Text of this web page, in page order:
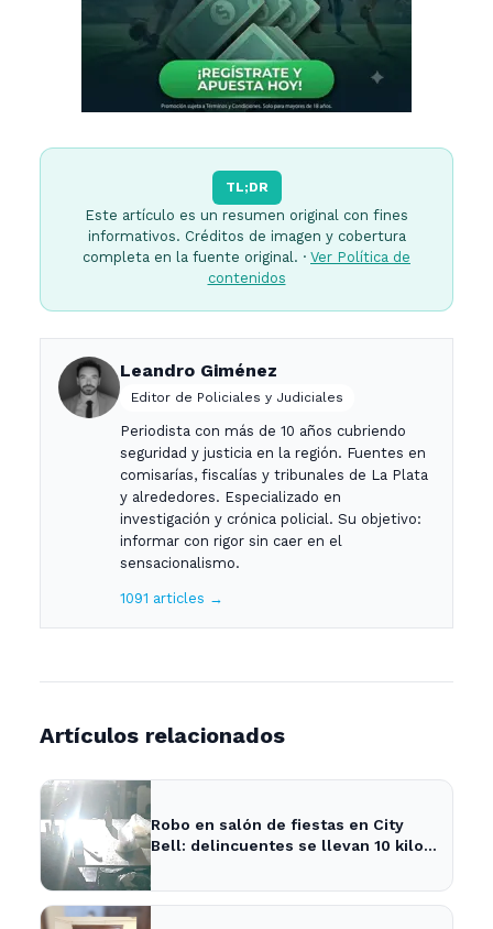
TL;DR
Este artículo es un resumen original con fines
informativos. Créditos de imagen y cobertura
completa en la fuente original. · Ver Política de
contenidos
Leandro Giménez
Editor de Policiales y Judiciales
Periodista con más de 10 años cubriendo
seguridad y justicia en la región. Fuentes en
comisarías, fiscalías y tribunales de La Plata
y alrededores. Especializado en
investigación y crónica policial. Su objetivo:
informar con rigor sin caer en el
sensacionalismo.
1091 articles →
Artículos relacionados
Robo en salón de fiestas en City
Bell: delincuentes se llevan 10 kilos